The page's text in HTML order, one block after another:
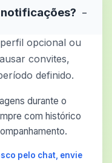
−
opcional ou
convites,
definido.
durante o
com histórico
pelo chat, envie